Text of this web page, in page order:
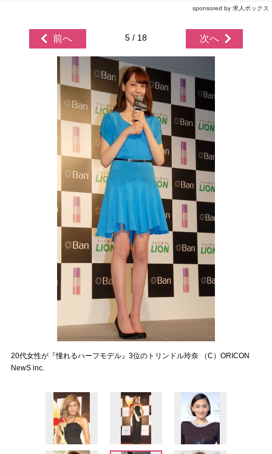
sponsored by 求人ボックス
前へ 5 / 18 次へ
20代女性が『憧れるハーフモデル』3位のトリンドル玲奈 （C）ORICON
NewS inc.